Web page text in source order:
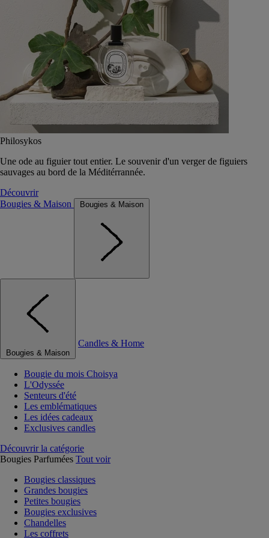
Philosykos
Une ode au figuier tout entier. Le souvenir d'un verger de figuiers
sauvages au bord de la Méditérrannée.
Découvrir
Bougies & Maison
Bougies & Maison
Bougies & Maison
Candles & Home
Bougie du mois Choisya
L'Odyssée
Senteurs d'été
Les emblématiques
Les idées cadeaux
Exclusives candles
Découvrir la catégorie
Bougies Parfumées Tout voir
Bougies classiques
Grandes bougies
Petites bougies
Bougies exclusives
Chandelles
Les coffrets